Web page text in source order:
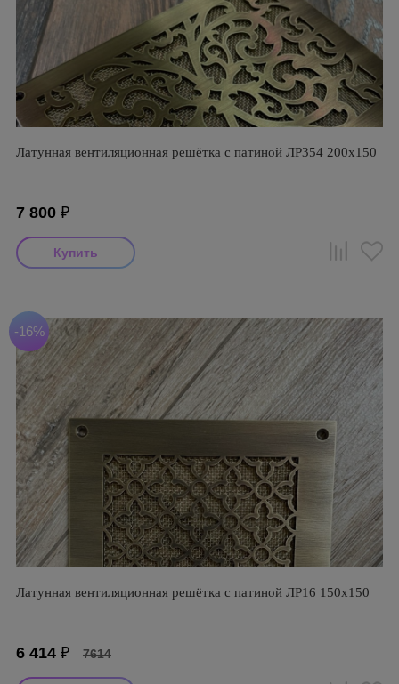
Латунная вентиляционная решётка с патиной ЛР354 200х150
7 800 ₽
-16%
Латунная вентиляционная решётка с патиной ЛР16 150х150
6 414 ₽ 7614